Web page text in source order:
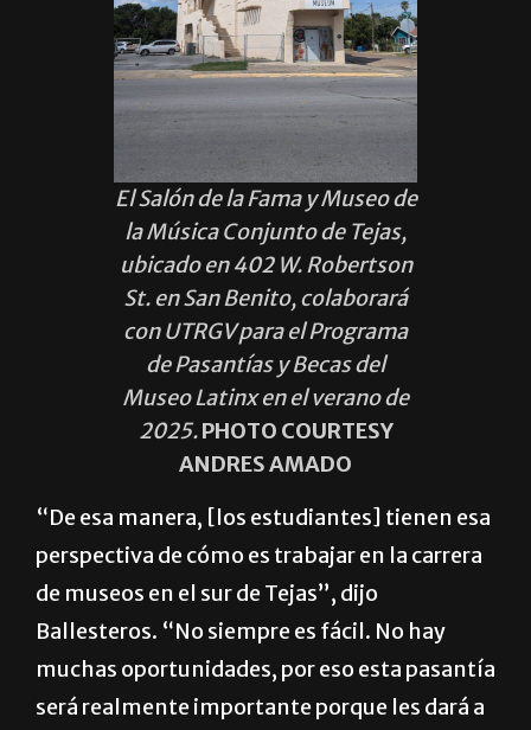
El Salón de la Fama y Museo de
la Música Conjunto de Tejas,
ubicado en 402 W. Robertson
St. en San Benito, colaborará
con UTRGV para el Programa
de Pasantías y Becas del
Museo Latinx en el verano de
2025.PHOTO COURTESY
ANDRES AMADO
“De esa manera, [los estudiantes] tienen esa
perspectiva de cómo es trabajar en la carrera
de museos en el sur de Tejas”, dijo
Ballesteros. “No siempre es fácil. No hay
muchas oportunidades, por eso esta pasantía
será realmente importante porque les dará a